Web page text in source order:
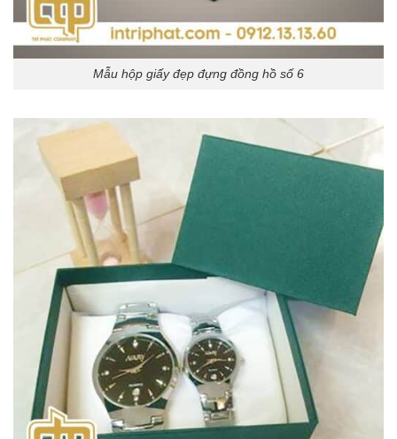
Mẫu hộp giấy đẹp đựng đồng hồ số 6